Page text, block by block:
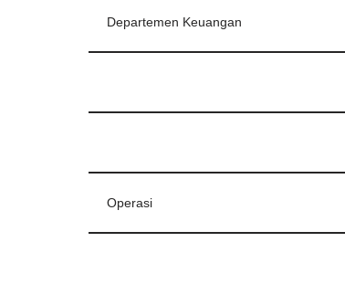
Departemen Keuangan
Operasi